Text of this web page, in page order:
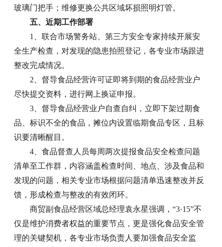
玻璃门把手；维修更换公共区域坏损照明灯管。
五、近期工作部署
1、联合市场警务站、第三方安全专家持续开展安
全生产检查，对发现的隐患拍照登记，各专业市场跟进
整改完成情况。
2、督导食品经营许可证即将到期的食品经营业户
尽快提交资料，进行网上换证申报。
3、督导食品经营业户自查自纠，立即下架过期食
品、标识不全的食品，摊位内设置临期食品专区，且标
识要清晰醒目。
4、食品督查人员每周两次提报食品安全检查问题
清单至工作群，内容涵盖检查时间、地点、涉及食品和
发现的问题，相关专业市场根据问题清单迅速整改并反
馈，形成检查与整改的有效闭环。
商贸副食品经营区域总经理袁永星强调，“3·15”不
仅是维护消费者权益的重要节点，更是强化食品安全管
理的关键契机，各专业市场负责人要加强食品安全监